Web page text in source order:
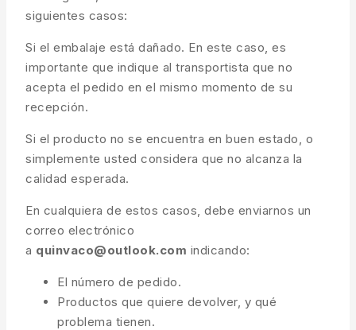
siguientes casos:
Si el embalaje está dañado. En este caso, es
importante que indique al transportista que no
acepta el pedido en el mismo momento de su
recepción.
Si el producto no se encuentra en buen estado, o
simplemente usted considera que no alcanza la
calidad esperada.
En cualquiera de estos casos, debe enviarnos un
correo electrónico
a quinvaco@outlook.com indicando:
El número de pedido.
Productos que quiere devolver, y qué
problema tienen.